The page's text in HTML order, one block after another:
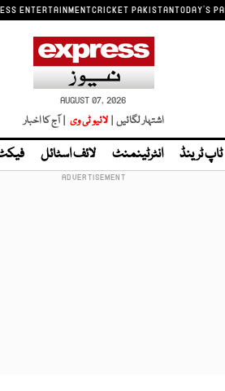
ENTERTAINMENTCRICKET PAKISTANTODAY'S
AUGUST 07, 2026
اشتہار لگائیں | لائیو ٹی وی | آج کا اخبار
ٹاپ ٹرینڈ انٹرٹینمنٹ لائف اسٹائل